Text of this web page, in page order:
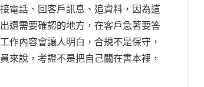
電話、回客戶訊息、追資料，因為這
還需要確認的地方，在客戶急著要答
作內容會讓人明白，合規不是保守，
來說，考證不是把自己關在書本裡，